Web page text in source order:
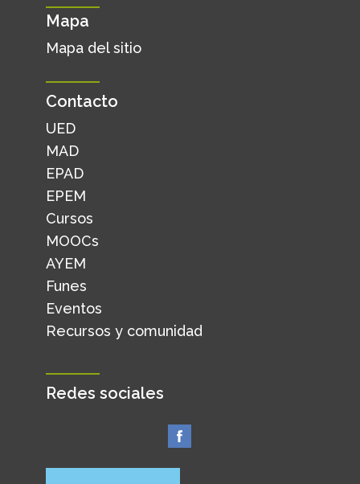
Mapa
Mapa del sitio
Contacto
UED
MAD
EPAD
EPEM
Cursos
MOOCs
AYEM
Funes
Eventos
Recursos y comunidad
Redes sociales